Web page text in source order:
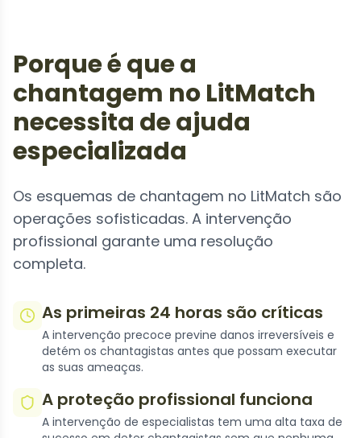
Porque é que a
chantagem no LitMatch
necessita de ajuda
especializada
Os esquemas de chantagem no LitMatch são
operações sofisticadas. A intervenção
profissional garante uma resolução
completa.
As primeiras 24 horas são críticas
A intervenção precoce previne danos irreversíveis e
detém os chantagistas antes que possam executar
as suas ameaças.
A proteção profissional funciona
A intervenção de especialistas tem uma alta taxa de